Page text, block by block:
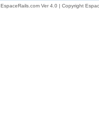
EspaceRails.com Ver 4.0 | Copyright